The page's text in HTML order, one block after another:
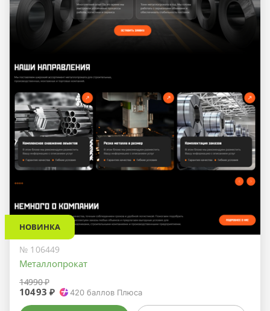
НОВИНКА
№ 106449
Металлопрокат
14990 ₽
10493 ₽ 420 баллов Плюса